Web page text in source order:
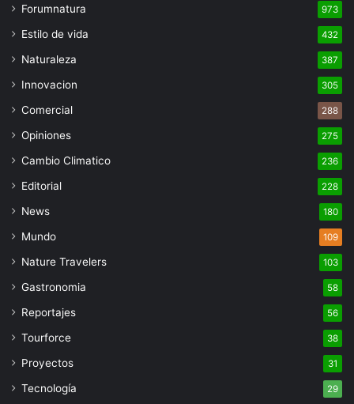
Forumnatura 973
Estilo de vida 432
Naturaleza 387
Innovacion 305
Comercial 288
Opiniones 275
Cambio Climatico 236
Editorial 228
News 180
Mundo 109
Nature Travelers 103
Gastronomia 58
Reportajes 56
Tourforce 38
Proyectos 31
Tecnología 29